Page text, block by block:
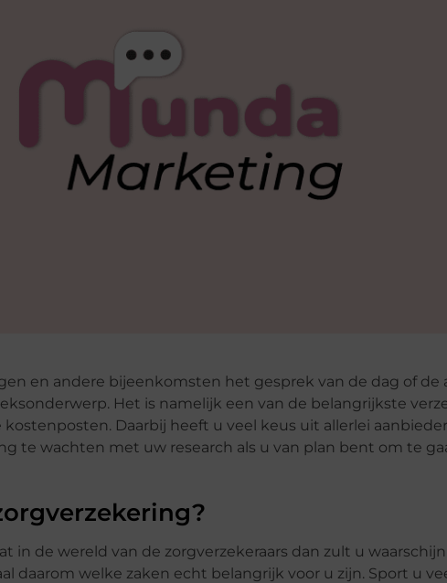
en andere bijeenkomsten het gesprek van de dag of de
Het is namelijk een van de belangrijkste
Daarbij heeft u veel keus uit allerlei
te wachten met uw research als u van plan bent om te
de wereld van de zorgverzekeraars dan zult u
daarom welke zaken echt belangrijk voor u zijn. Sport u